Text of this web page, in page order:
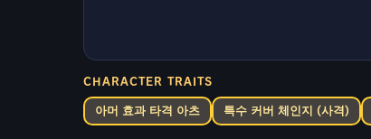
CHARACTER TRAITS
아머 효과 타격 아츠 특수 커버 체인지 (사격)